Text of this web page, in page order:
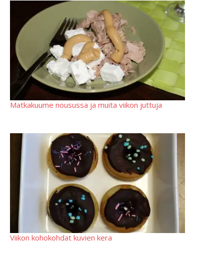
Matkakuume nousussa ja muita viikon juttuja
Viikon kohokohdat kuvien kera